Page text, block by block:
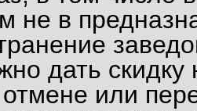
не в
дать
или